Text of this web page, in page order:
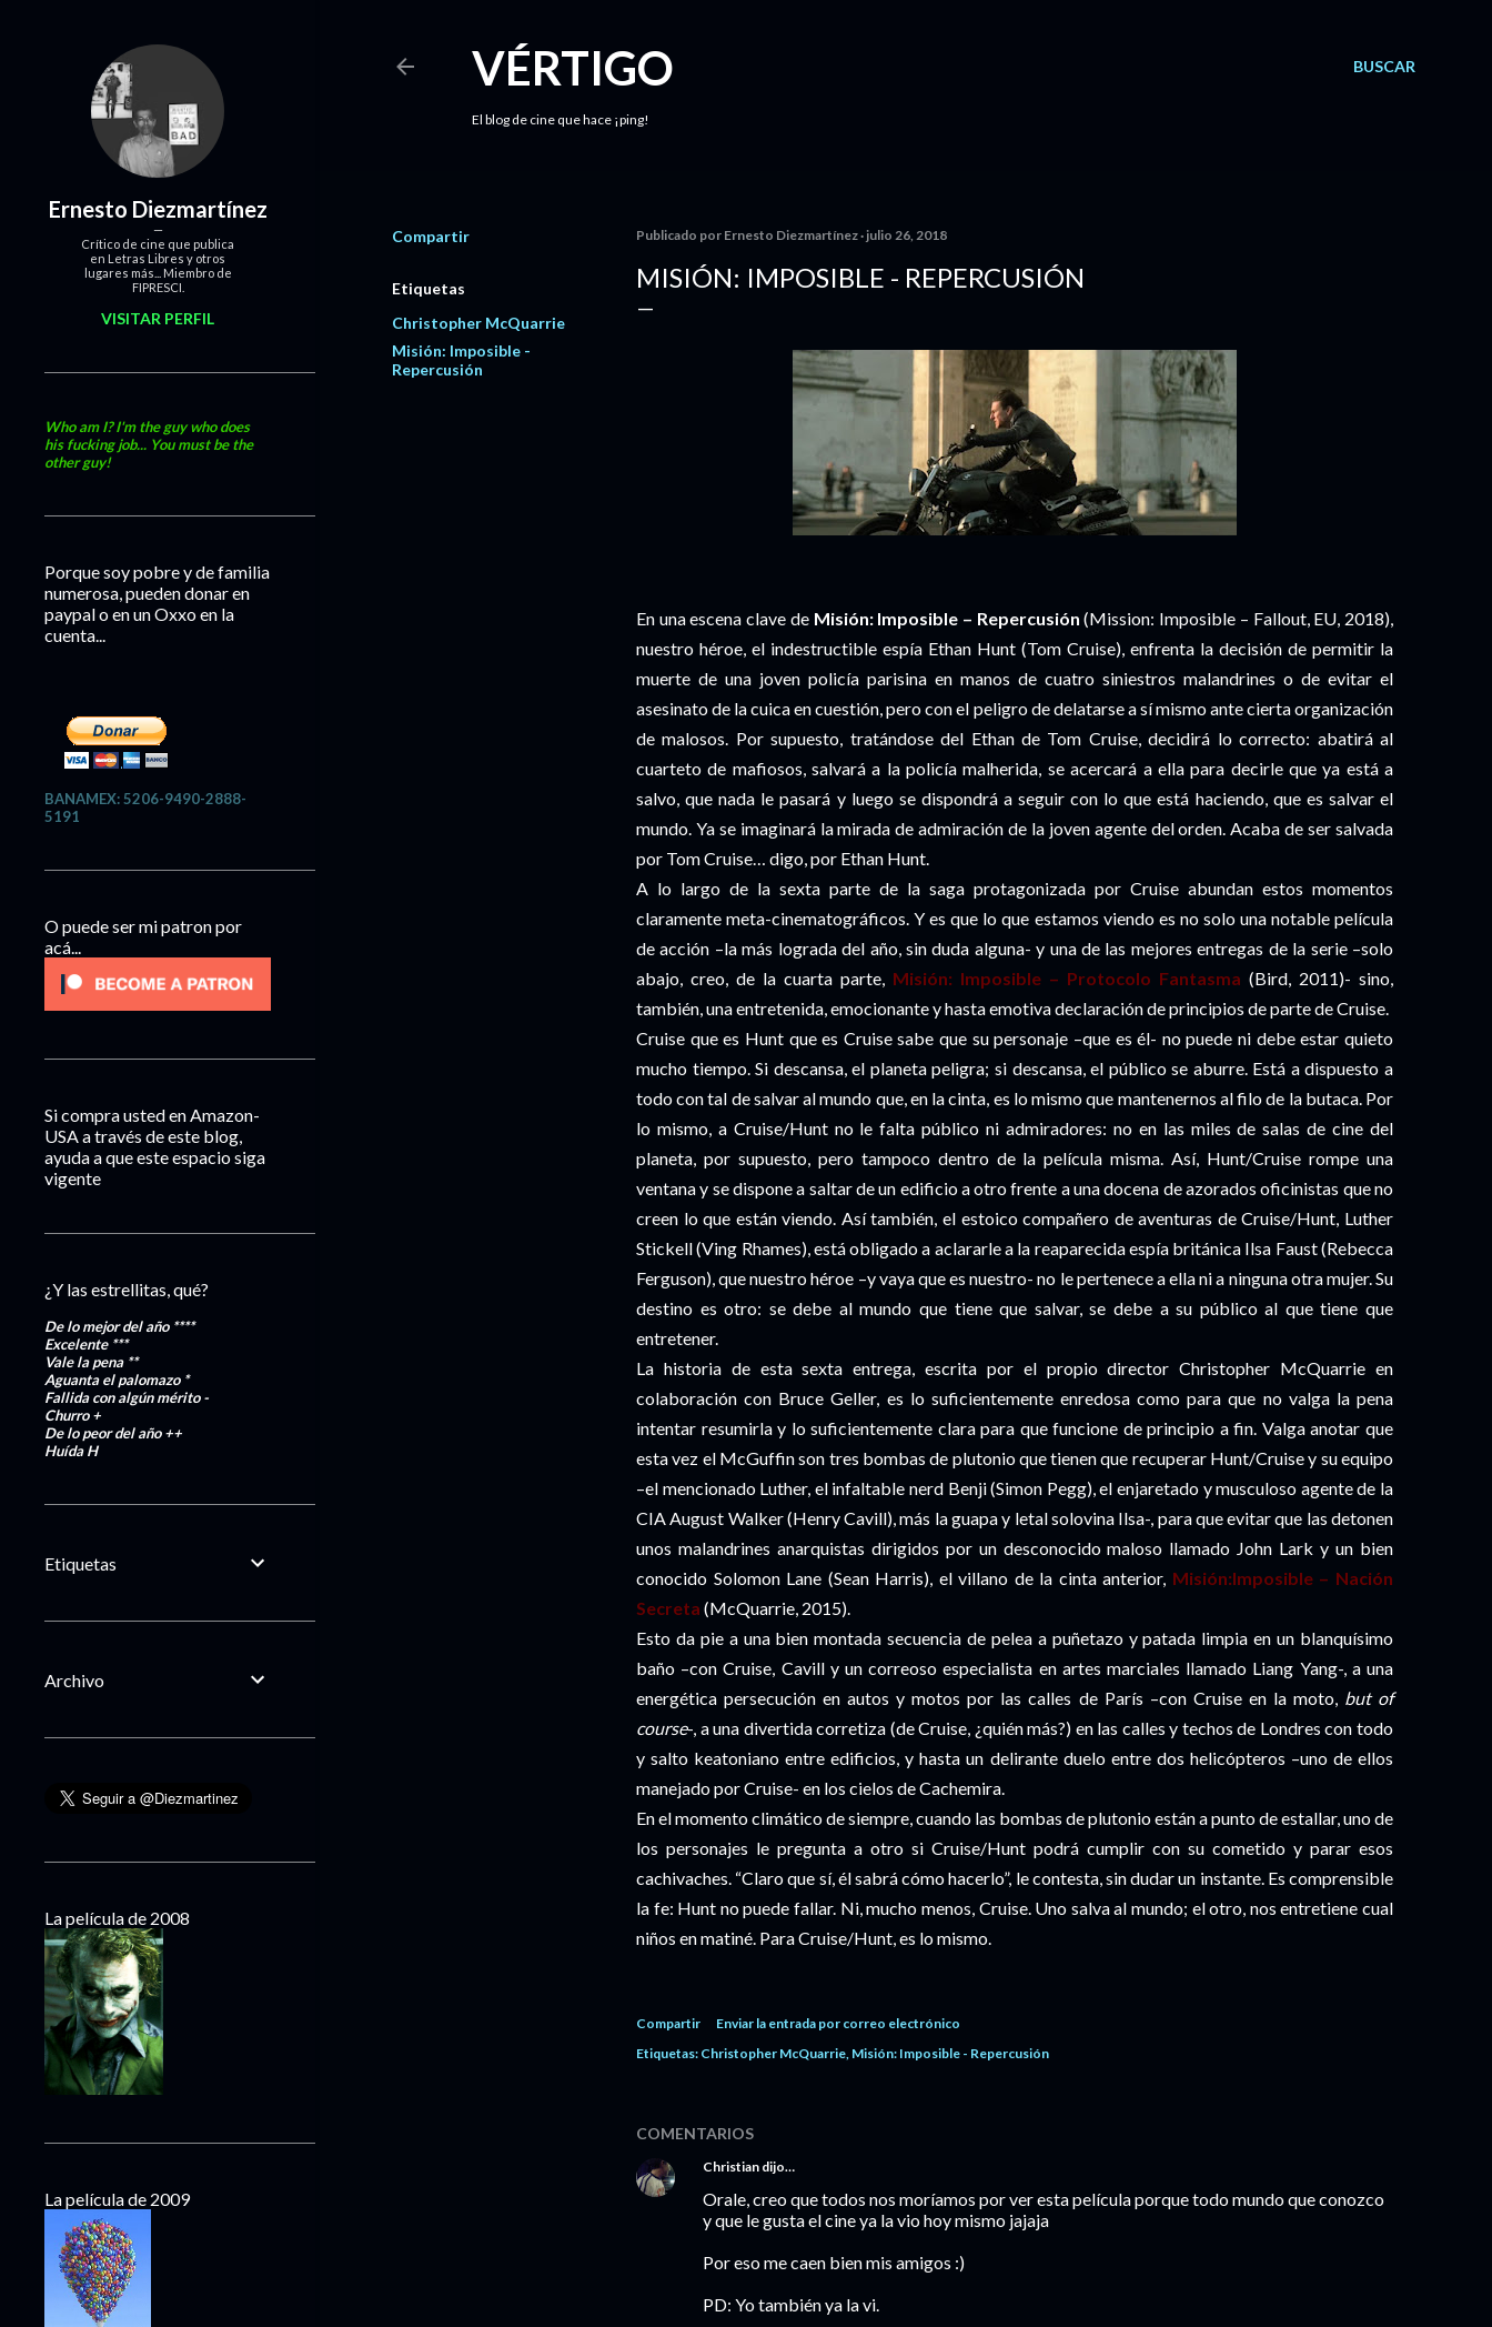
BUSCAR
VÉRTIGO
El blog de cine que hace ¡ping!
Compartir
Etiquetas
Christopher McQuarrie
Misión: Imposible -
Repercusión
Publicado por Ernesto Diezmartínez julio 26, 2018
MISIÓN: IMPOSIBLE - REPERCUSIÓN
En una escena clave de Misión: Imposible – Repercusión (Mission: Imposible – Fallout, EU, 2018),
nuestro héroe, el indestructible espía Ethan Hunt (Tom Cruise), enfrenta la decisión de permitir la
muerte de una joven policía parisina en manos de cuatro siniestros malandrines o de evitar el
asesinato de la cuica en cuestión, pero con el peligro de delatarse a sí mismo ante cierta organización
de malosos. Por supuesto, tratándose del Ethan de Tom Cruise, decidirá lo correcto: abatirá al
cuarteto de mafiosos, salvará a la policía malherida, se acercará a ella para decirle que ya está a
salvo, que nada le pasará y luego se dispondrá a seguir con lo que está haciendo, que es salvar el
mundo. Ya se imaginará la mirada de admiración de la joven agente del orden. Acaba de ser salvada
por Tom Cruise… digo, por Ethan Hunt.
A lo largo de la sexta parte de la saga protagonizada por Cruise abundan estos momentos
claramente meta-cinematográficos. Y es que lo que estamos viendo es no solo una notable película
de acción –la más lograda del año, sin duda alguna- y una de las mejores entregas de la serie –solo
abajo, creo, de la cuarta parte, Misión: Imposible – Protocolo Fantasma (Bird, 2011)- sino,
también, una entretenida, emocionante y hasta emotiva declaración de principios de parte de Cruise.
Cruise que es Hunt que es Cruise sabe que su personaje –que es él- no puede ni debe estar quieto
mucho tiempo. Si descansa, el planeta peligra; si descansa, el público se aburre. Está a dispuesto a
todo con tal de salvar al mundo que, en la cinta, es lo mismo que mantenernos al filo de la butaca. Por
lo mismo, a Cruise/Hunt no le falta público ni admiradores: no en las miles de salas de cine del
planeta, por supuesto, pero tampoco dentro de la película misma. Así, Hunt/Cruise rompe una
ventana y se dispone a saltar de un edificio a otro frente a una docena de azorados oficinistas que no
creen lo que están viendo. Así también, el estoico compañero de aventuras de Cruise/Hunt, Luther
Stickell (Ving Rhames), está obligado a aclararle a la reaparecida espía británica Ilsa Faust (Rebecca
Ferguson), que nuestro héroe –y vaya que es nuestro- no le pertenece a ella ni a ninguna otra mujer. Su
destino es otro: se debe al mundo que tiene que salvar, se debe a su público al que tiene que
entretener.
La historia de esta sexta entrega, escrita por el propio director Christopher McQuarrie en
colaboración con Bruce Geller, es lo suficientemente enredosa como para que no valga la pena
intentar resumirla y lo suficientemente clara para que funcione de principio a fin. Valga anotar que
esta vez el McGuffin son tres bombas de plutonio que tienen que recuperar Hunt/Cruise y su equipo
–el mencionado Luther, el infaltable nerd Benji (Simon Pegg), el enjaretado y musculoso agente de la
CIA August Walker (Henry Cavill), más la guapa y letal solovina Ilsa-, para que evitar que las detonen
unos malandrines anarquistas dirigidos por un desconocido maloso llamado John Lark y un bien
conocido Solomon Lane (Sean Harris), el villano de la cinta anterior, Misión:Imposible – Nación
Secreta (McQuarrie, 2015).
Esto da pie a una bien montada secuencia de pelea a puñetazo y patada limpia en un blanquísimo
baño –con Cruise, Cavill y un correoso especialista en artes marciales llamado Liang Yang-, a una
energética persecución en autos y motos por las calles de París –con Cruise en la moto, but of
course-, a una divertida corretiza (de Cruise, ¿quién más?) en las calles y techos de Londres con todo
y salto keatoniano entre edificios, y hasta un delirante duelo entre dos helicópteros –uno de ellos
manejado por Cruise- en los cielos de Cachemira.
En el momento climático de siempre, cuando las bombas de plutonio están a punto de estallar, uno de
los personajes le pregunta a otro si Cruise/Hunt podrá cumplir con su cometido y parar esos
cachivaches. “Claro que sí, él sabrá cómo hacerlo”, le contesta, sin dudar un instante. Es comprensible
la fe: Hunt no puede fallar. Ni, mucho menos, Cruise. Uno salva al mundo; el otro, nos entretiene cual
niños en matiné. Para Cruise/Hunt, es lo mismo.
Compartir
Enviar la entrada por correo electrónico
Etiquetas: Christopher McQuarrie Misión: Imposible - Repercusión
COMENTARIOS
Christian dijo…
Orale, creo que todos nos moríamos por ver esta película porque todo mundo que conozco
y que le gusta el cine ya la vio hoy mismo jajaja
Por eso me caen bien mis amigos :)
PD: Yo también ya la vi.
Ernesto Diezmartínez
Crítico de cine que publica
en Letras Libres y otros
lugares más... Miembro de
FIPRESCI.
VISITAR PERFIL
Who am I? I'm the guy who does
his fucking job... You must be the
other guy!
Porque soy pobre y de familia
numerosa, pueden donar en
paypal o en un Oxxo en la
cuenta...
BANAMEX: 5206-9490-2888-
5191
O puede ser mi patron por
acá...
Si compra usted en Amazon-
USA a través de este blog,
ayuda a que este espacio siga
vigente
¿Y las estrellitas, qué?
De lo mejor del año ****
Excelente***
Vale la pena **
Aguanta el palomazo *
Fallida con algún mérito-
Churro+
De lo peor del año++
HuídaH
Etiquetas
Archivo
La película de 2008
La película de 2009